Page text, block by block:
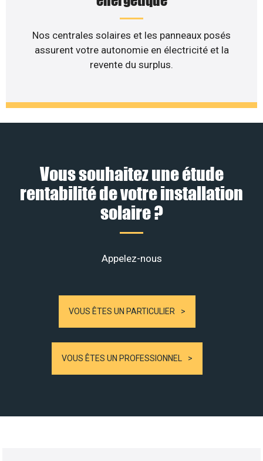
Nos centrales solaires et les panneaux posés
assurent votre autonomie en électricité et la
revente du surplus.
Vous souhaitez une étude
rentabilité de votre installation
solaire ?
Appelez-nous
VOUS ÊTES UN PARTICULIER
VOUS ÊTES UN PROFESSIONNEL